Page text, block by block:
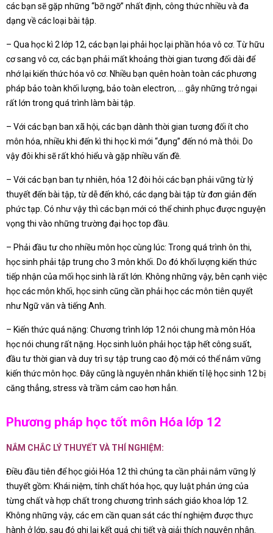
các bạn sẽ gặp những “bỡ ngỡ” nhất định, công thức nhiều và đa
dạng về các loại bài tập.
– Qua học kì 2 lớp 12, các bạn lại phải học lại phần hóa vô cơ. Từ hữu
cơ sang vô cơ, các bạn phải mất khoảng thời gian tương đối dài để
nhớ lại kiến thức hóa vô cơ. Nhiều bạn quên hoàn toàn các phương
pháp bảo toàn khối lượng, bảo toàn electron, … gây những trở ngại
rất lớn trong quá trình làm bài tập.
– Với các bạn ban xã hội, các bạn dành thời gian tương đối ít cho
môn hóa, nhiều khi đến kì thi học kì mới “đụng” đến nó mà thôi. Do
vậy đôi khi sẽ rất khó hiểu và gặp nhiều vấn đề.
– Với các bạn ban tự nhiên, hóa 12 đòi hỏi các bạn phải vững từ lý
thuyết đến bài tập, từ dễ đến khó, các dạng bài tập từ đơn giản đến
phức tạp. Có như vậy thì các bạn mới có thể chinh phục được nguyện
vọng thi vào những trường đại học top đầu.
– Phải đầu tư cho nhiều môn học cùng lúc: Trong quá trình ôn thi,
học sinh phải tập trung cho 3 môn khối. Do đó khối lượng kiến thức
tiếp nhận của mối học sinh là rất lớn. Không những vậy, bên cạnh việc
học các môn khối, học sinh cũng cần phải học các môn tiên quyết
như Ngữ văn và tiếng Anh.
– Kiến thức quá nặng: Chương trình lớp 12 nói chung mà môn Hóa
học nói chung rất nặng. Học sinh luôn phải học tập hết công suất,
đầu tư thời gian và duy trì sự tập trung cao độ mới có thể nắm vững
kiến thức môn học. Đây cũng là nguyên nhân khiến tỉ lệ học sinh 12 bị
căng thẳng, stress và trầm cảm cao hơn hẳn.
Phương pháp học tốt môn Hóa lớp 12
NẮM CHẮC LÝ THUYẾT VÀ THÍ NGHIỆM:
Điều đầu tiên để học giỏi Hóa 12 thì chúng ta cần phải nắm vững lý
thuyết gồm: Khái niệm, tính chất hóa học, quy luật phản ứng của
từng chất và hợp chất trong chương trình sách giáo khoa lớp 12.
Không những vậy, các em cần quan sát các thí nghiệm được thực
hành ở lớp, sau đó ghi lại kết quả chi tiết và giải thích nguyên nhân.